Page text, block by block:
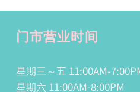
门市营业时间
星期三～五 11:00AM-
星期六 11:00AM-8:00PM